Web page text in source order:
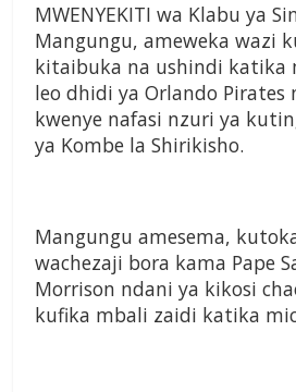
MWENYEKITI wa Klabu ya
Mangungu, ameweka wazi
kitaibuka na ushindi katika
leo dhidi ya Orlando Pirates
kwenye nafasi nzuri ya
ya Kombe la Shirikisho.
Mangungu amesema,
wachezaji bora kama Pape
Morrison ndani ya kikosi
kufika mbali zaidi katika